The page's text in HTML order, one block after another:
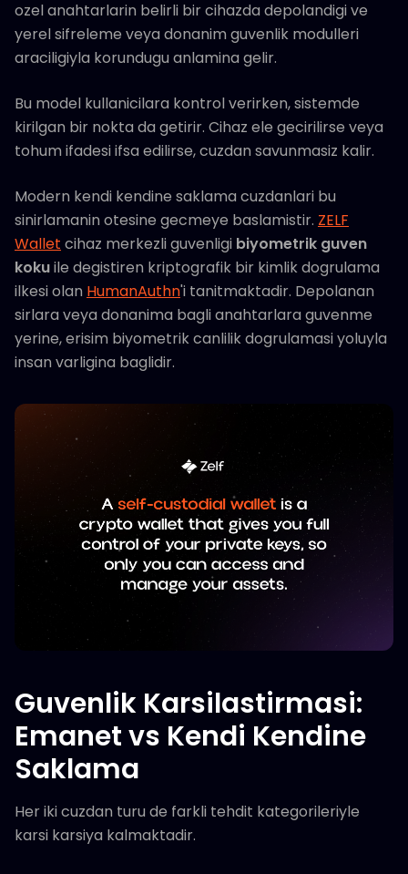
ozel anahtarlarin belirli bir cihazda depolandigi ve
yerel sifreleme veya donanim guvenlik modulleri
araciligiyla korundugu anlamina gelir.
Bu model kullanicilara kontrol verirken, sistemde
kirilgan bir nokta da getirir. Cihaz ele gecirilirse veya
tohum ifadesi ifsa edilirse, cuzdan savunmasiz kalir.
Modern kendi kendine saklama cuzdanlari bu
sinirlamanin otesine gecmeye baslamistir. ZELF
Wallet cihaz merkezli guvenligi biyometrik guven
kokuile degistiren kriptografik bir kimlik dogrulama
ilkesi olan HumanAuthn'i tanitmaktadir. Depolanan
sirlara veya donanima bagli anahtarlara guvenme
yerine, erisim biyometrik canlilik dogrulamasi yoluyla
insan varligina baglidir.
Guvenlik Karsilastirmasi:
Emanet vs Kendi Kendine
Saklama
Her iki cuzdan turu de farkli tehdit kategorileriyle
karsi karsiya kalmaktadir.